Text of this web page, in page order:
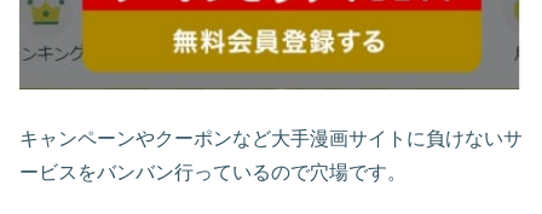
キャンペーンやクーポンなど大手漫画サイトに負けないサ
ービスをバンバン行っているので穴場です。